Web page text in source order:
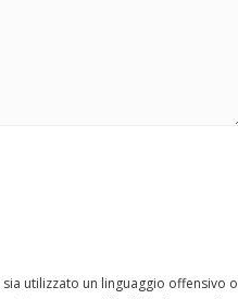
utilizzato un linguaggio offensivo o